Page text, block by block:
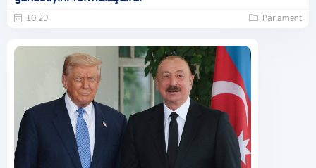
10:29 Parlament